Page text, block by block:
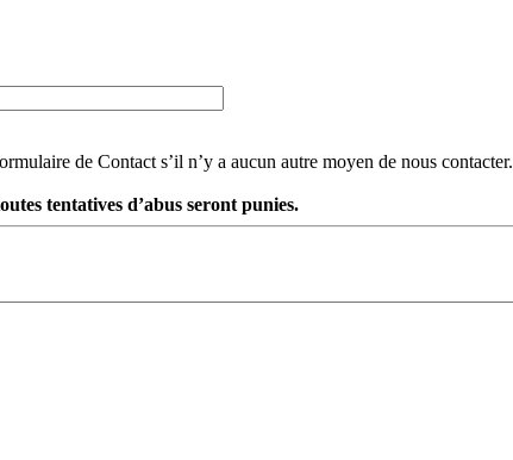
de Contact s’il n’y a aucun autre moyen de nous contacter.
tentatives d’abus seront punies.